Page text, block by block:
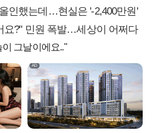
인했는데…현실은 '-2,400만원'
요?" 민원 폭발…세상이 어쩌다
그날이에요.."